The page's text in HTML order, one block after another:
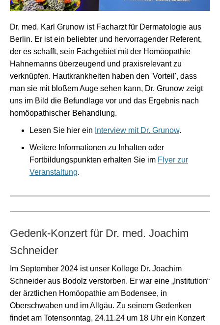
Dr. med. Karl Grunow ist Facharzt für Dermatologie aus
Berlin. Er ist ein beliebter und hervorragender Referent,
der es schafft, sein Fachgebiet mit der Homöopathie
Hahnemanns überzeugend und praxisrelevant zu
verknüpfen. Hautkrankheiten haben den 'Vorteil', dass
man sie mit bloßem Auge sehen kann, Dr. Grunow zeigt
uns im Bild die Befundlage vor und das Ergebnis nach
homöopathischer Behandlung.
Lesen Sie hier ein Interview mit Dr. Grunow.
Weitere Informationen zu Inhalten oder
Fortbildungspunkten erhalten Sie im Flyer zur
Veranstaltung.
Gedenk-Konzert für Dr. med. Joachim
Schneider
Im September 2024 ist unser Kollege Dr. Joachim
Schneider aus Bodolz verstorben. Er war eine „Institution“
der ärztlichen Homöopathie am Bodensee, in
Oberschwaben und im Allgäu. Zu seinem Gedenken
findet am Totensonntag, 24.11.24 um 18 Uhr ein Konzert